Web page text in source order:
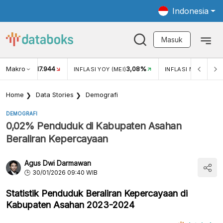
Indonesia
Masuk
Makro
USD/IDR 17.944 INFLASI YOY (MEI)3,08% INFLASI MOM (MEI)
Home Data Stories Demografi
DEMOGRAFI
0,02% Penduduk di Kabupaten Asahan
Beraliran Kepercayaan
Agus Dwi Darmawan
30/01/2026 09:40 WIB
Statistik Penduduk Beraliran Kepercayaan di
Kabupaten Asahan 2023-2024